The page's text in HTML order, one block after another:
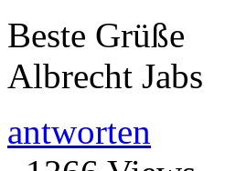
Beste Grüße
Albrecht Jabs
antworten